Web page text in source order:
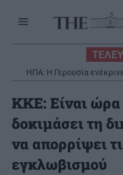
ΗΠΑ: Η Γερουσία ενέκρινε
Νέα στρατηγική
Ενημέρωσης με το
ΚΚΕ: Είναι ώρα
δοκιμάσει τη
να απορρίψει
εγκλωβισμού